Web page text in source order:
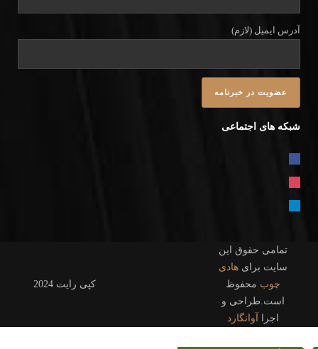
آدرس ایمیل (لازم)
شبکه های اجتماعی
تمامی حقوق این
سایت برای هادی
چوب محفوظ
است.طراحی و
اجرا
آوانگارد
کپی رایت 2024